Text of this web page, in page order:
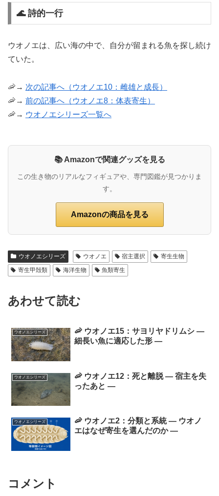
🌊 詩的一行
ウオノエは、広い海の中で、自分が留まれる魚を探し続け
ていた。
🦐→ 次の記事へ（ウオノエ10：雌雄と成長）
🦐→ 前の記事へ（ウオノエ8：体表寄生）
🦐→ ウオノエシリーズ一覧へ
📚 Amazonで関連グッズを見る
この生き物のリアルなフィギュアや、専門図鑑が見つかりま
す。
Amazonの商品を見る
ウオノエシリーズ ウオノエ 宿主選択
寄生生物
寄生甲殻類
海洋生物 魚類寄生
あわせて読む
ウオノエシリーズ
🦐 ウオノエ15：サヨリヤドリムシ ―
細長い魚に適応した形 ―
ウオノエシリーズ
🦐 ウオノエ12：死と離脱 ― 宿主を失
ったあと ―
ウオノエシリーズ
🦐 ウオノエ2：分類と系統 ― ウオノ
エはなぜ寄生を選んだのか ―
コメント